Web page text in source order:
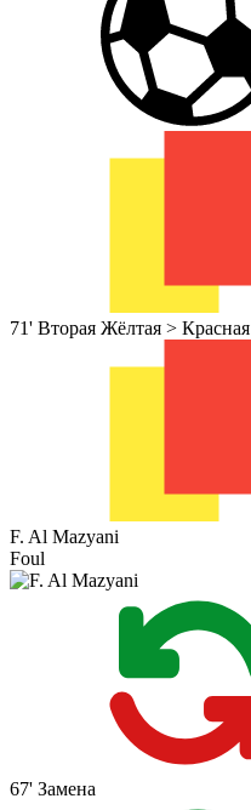
71' Вторая Жёлтая > Красная
F. Al Mazyani
Foul
67' Замена